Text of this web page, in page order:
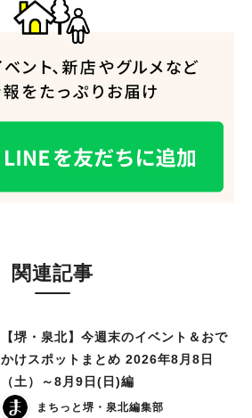
関連記事
【堺・泉北】今週末のイベント＆おで
かけスポットまとめ 2026年8月8日
（土）～8月9日(日)編
まちっと堺・泉北編集部